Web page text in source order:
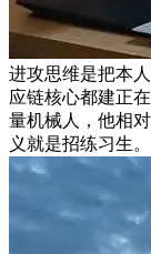
进攻思维是把本
应链核心都建正
量机械人，他相
义就是招练习生